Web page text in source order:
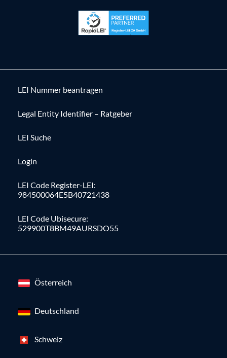
LEI Nummer beantragen
Legal Entity Identifier – Ratgeber
LEI Suche
Login
LEI Code Register-LEI:
984500064E5B40721438
LEI Code Ubisecure:
529900T8BM49AURSDO55
Österreich
Deutschland
Schweiz